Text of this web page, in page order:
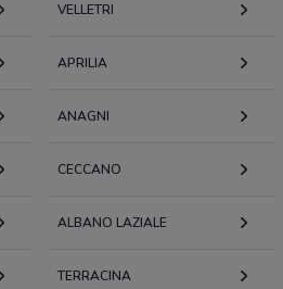
VELLETRI
APRILIA
ANAGNI
CECCANO
ALBANO LAZIALE
TERRACINA